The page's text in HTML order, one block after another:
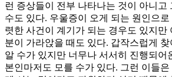
런 증상들이 전부 나타나는 것이 아니고
수도 있다. 우울증이 오게 되는 원인으
렷한 사건이 계기가 되는 경우도 있지만
분이 가라앉을 때도 있다. 갑작스럽게
알 수가 있지만 너무나 서서히 진행되어
본인마저도 모를 수가 있다. 그런 이들